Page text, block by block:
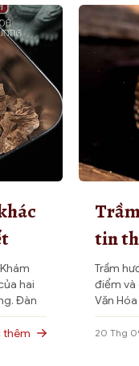
hai
Đàn
quý,
thêm
tin
Trầm
điểm và
Văn
gỗ quý
20 Thg